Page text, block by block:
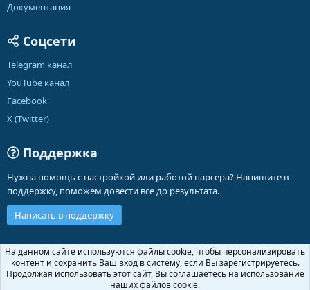
Документация
Соцсети
Telegram канал
YouTube канал
Facebook
X (Twitter)
Поддержка
Нужна помощь с настройкой или работой парсера? Напишите в
поддержку, поможем довести все до результата.
Написать в поддержку
Russian (RU)
Обратная связь
Условия и правила
Политика конфиденциальности
Помощь
На данном сайте используются файлы cookie, чтобы персонализировать
контент и сохранить Ваш вход в систему, если Вы зарегистрируетесь.
Продолжая использовать этот сайт, Вы соглашаетесь на использование
наших файлов cookie.